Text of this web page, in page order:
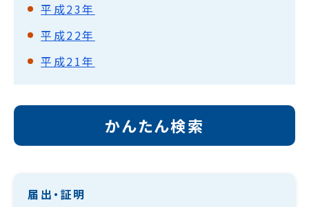
平成23年
平成22年
平成21年
かんたん検索
届出・証明